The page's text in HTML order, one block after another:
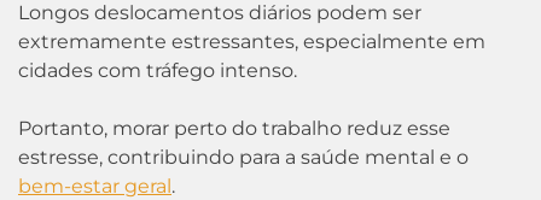
Longos deslocamentos diários podem ser
extremamente estressantes, especialmente em
cidades com tráfego intenso.
Portanto, morar perto do trabalho reduz esse
estresse, contribuindo para a saúde mental e o
bem-estar geral.